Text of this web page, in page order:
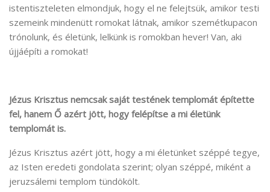
istentiszteleten elmondjuk, hogy el ne felejtsük, amikor testi
szemeink mindenütt romokat látnak, amikor szemétkupacon
trónolunk, és életünk, lelkünk is romokban hever! Van, aki
újjáépíti a romokat!
Jézus Krisztus nemcsak saját testének templomát építette
fel, hanem Ő azért jött, hogy felépítse a mi életünk
templomát is.
Jézus Krisztus azért jött, hogy a mi életünket széppé tegye,
az Isten eredeti gondolata szerint; olyan széppé, miként a
jeruzsálemi templom tündökölt.